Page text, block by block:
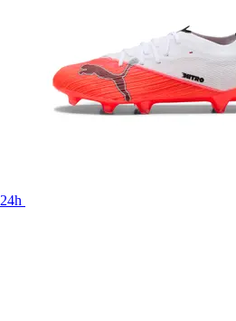
24h